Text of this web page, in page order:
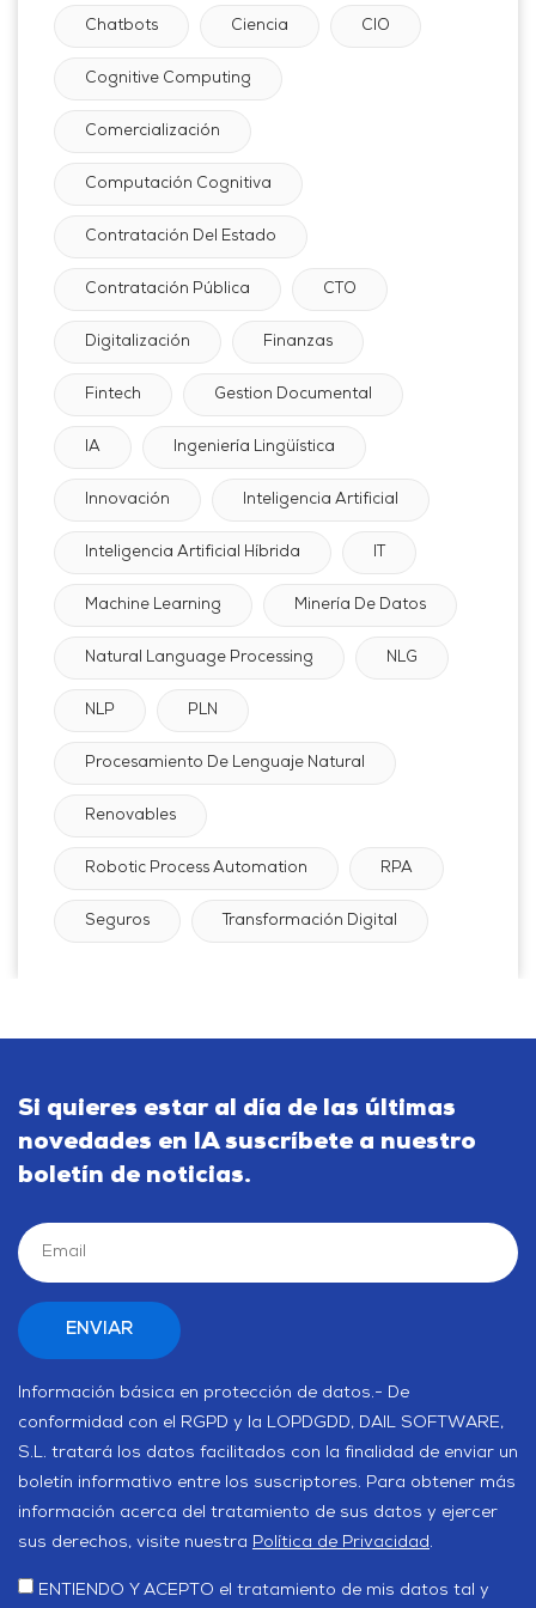
Chatbots Ciencia CIO
Cognitive Computing
Comercialización
Computación Cognitiva
Contratación Del Estado
Contratación Pública CTO
Digitalización Finanzas
Fintech Gestion Documental
IA Ingeniería Lingüística
Innovación Inteligencia Artificial
Inteligencia Artificial Híbrida
Machine Learning Minería De Datos
Natural Language Processing NLG
NLP PLN
Procesamiento De Lenguaje Natural
Renovables
Robotic Process Automation RPA
Seguros Transformación Digital
Si quieres estar al día de las últimas
novedades en IA suscríbete a nuestro
boletín de noticias.
Información básica en protección de datos.- De
conformidad con el RGPD y la LOPDGDD, DAIL SOFTWARE,
S.L. tratará los datos facilitados con la finalidad de enviar un
boletín informativo entre los suscriptores. Para obtener más
información acerca del tratamiento de sus datos y ejercer
sus derechos, visite nuestra Política de Privacidad.
ENTIENDO Y ACEPTO el tratamiento de mis datos tal y